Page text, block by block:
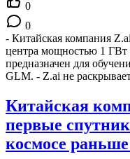
0
0
- Китайская компания
центра мощностью 1 ГВт
предназначен для
GLM. - Z.ai не
Китайская
первые
космосе